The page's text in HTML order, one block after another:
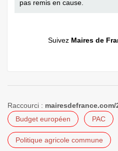
pas remis en cause.
Suivez Maires de
Raccourci : mairesdefrance.com/
Budget européen
PAC
Politique agricole commune